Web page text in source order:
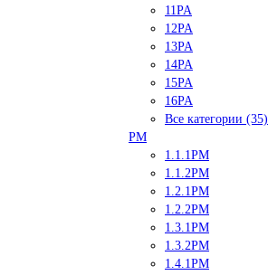
11PA
12PA
13PA
14PA
15PA
16PA
Все категории (35)
PM
1.1.1PM
1.1.2PM
1.2.1PM
1.2.2PM
1.3.1PM
1.3.2PM
1.4.1PM